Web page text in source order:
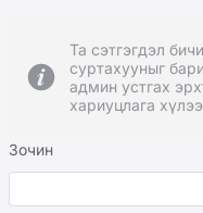
Та сэтгэгдэл
суртахууныг
админ устгах
хариуцлага
Зочин